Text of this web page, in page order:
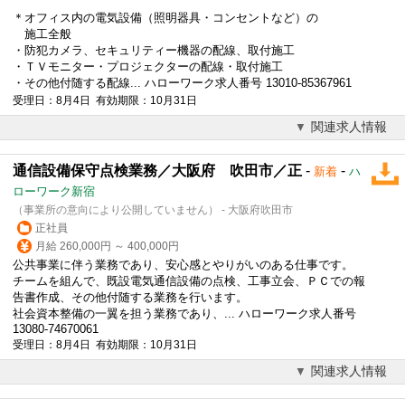
＊オフィス内の電気設備 （照明器具・コンセントなど）の
施工全般
・防犯カメラ、セキュリティー機器の配線、取付施工
・ＴＶモニター・プロジェクターの配線・取付施工
・その他付随する配線... ハローワーク求人番号 13010-85367961
受理日：8月4日 有効期限：10月31日
関連求人情報
通信設備保守点検業務／大阪府 吹田市／正 - 新着 - ハ
ローワーク新宿
（事業所の意向により公開していません） - 大阪府吹田市
正社員
月給 260,000円 ～ 400,000円
公共事業に伴う業務であり、安心感とやりがいのある仕事です。
チームを組んで、既設電気通信設備の点検、工事立会、ＰＣでの報
告書作成、その他付随する業務を行います。
社会資本整備の一翼を担う業務であり、... ハローワーク求人番号
13080-74670061
受理日：8月4日 有効期限：10月31日
関連求人情報